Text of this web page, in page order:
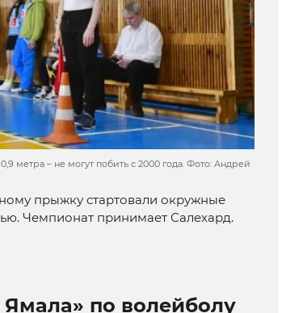
метра – не могут побить с 2000 года. Фото: Андрей
прыжку стартовали окружные
Чемпионат принимает Салехард.
Ямала» по волейболу